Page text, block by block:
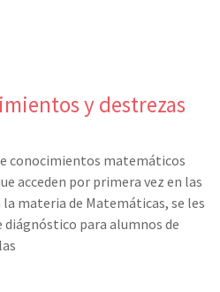
y destrezas
conocimientos matemáticos
acceden por primera vez en las
materia de Matemáticas, se les
diágnóstico para alumnos de